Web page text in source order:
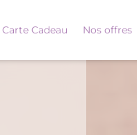
Carte Cadeau Nos offres